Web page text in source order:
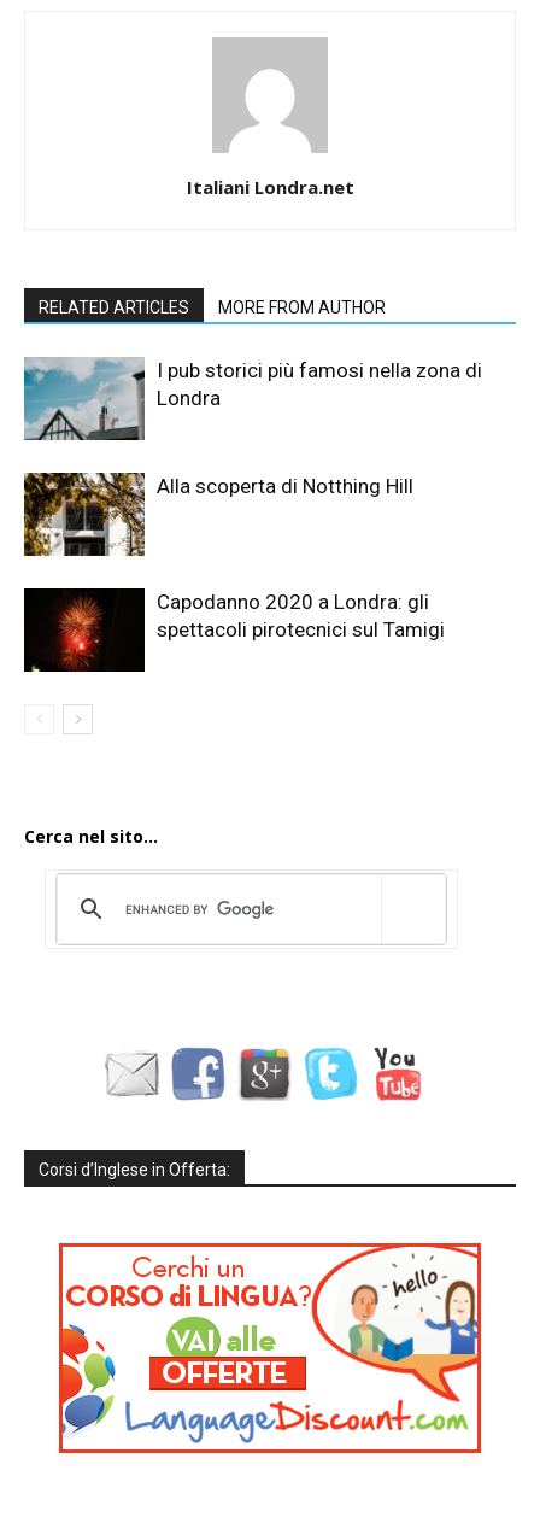
Italiani Londra.net
RELATED ARTICLES MORE FROM AUTHOR
I pub storici più famosi nella zona di
Londra
Alla scoperta di Notthing Hill
Capodanno 2020 a Londra: gli
spettacoli pirotecnici sul Tamigi
Cerca nel sito...
Corsi d’Inglese in Offerta: